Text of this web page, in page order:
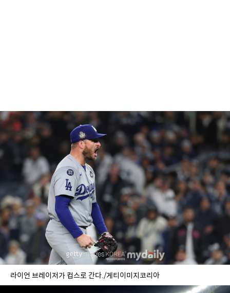
라이언 브레이저가 컵스로 간다./게티이미지코리아